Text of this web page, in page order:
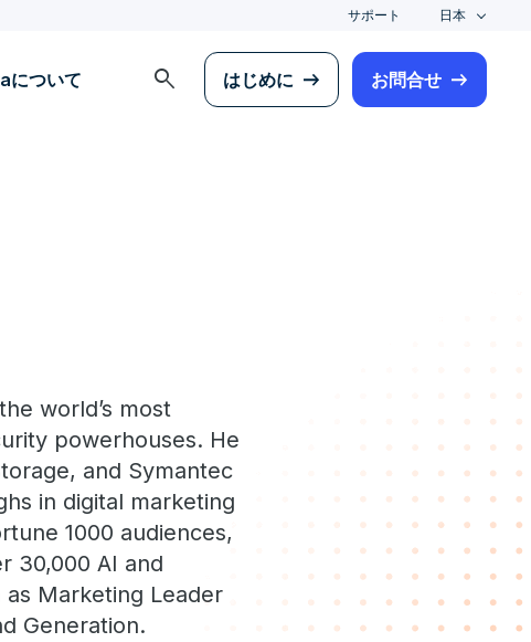
サポート 日本
について search はじめに お問合せ
world’s most
powerhouses. He
and Symantec
in digital marketing
1000 audiences,
30,000 AI and
Marketing Leader
Generation.